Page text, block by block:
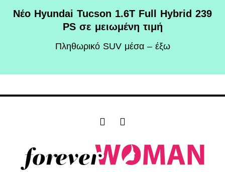
Νέο Hyundai Tucson 1.6T Full Hybrid 239
PS σε μειωμένη τιμή
Πληθωρικό SUV μέσα – έξω
F
e
b
I
t
a